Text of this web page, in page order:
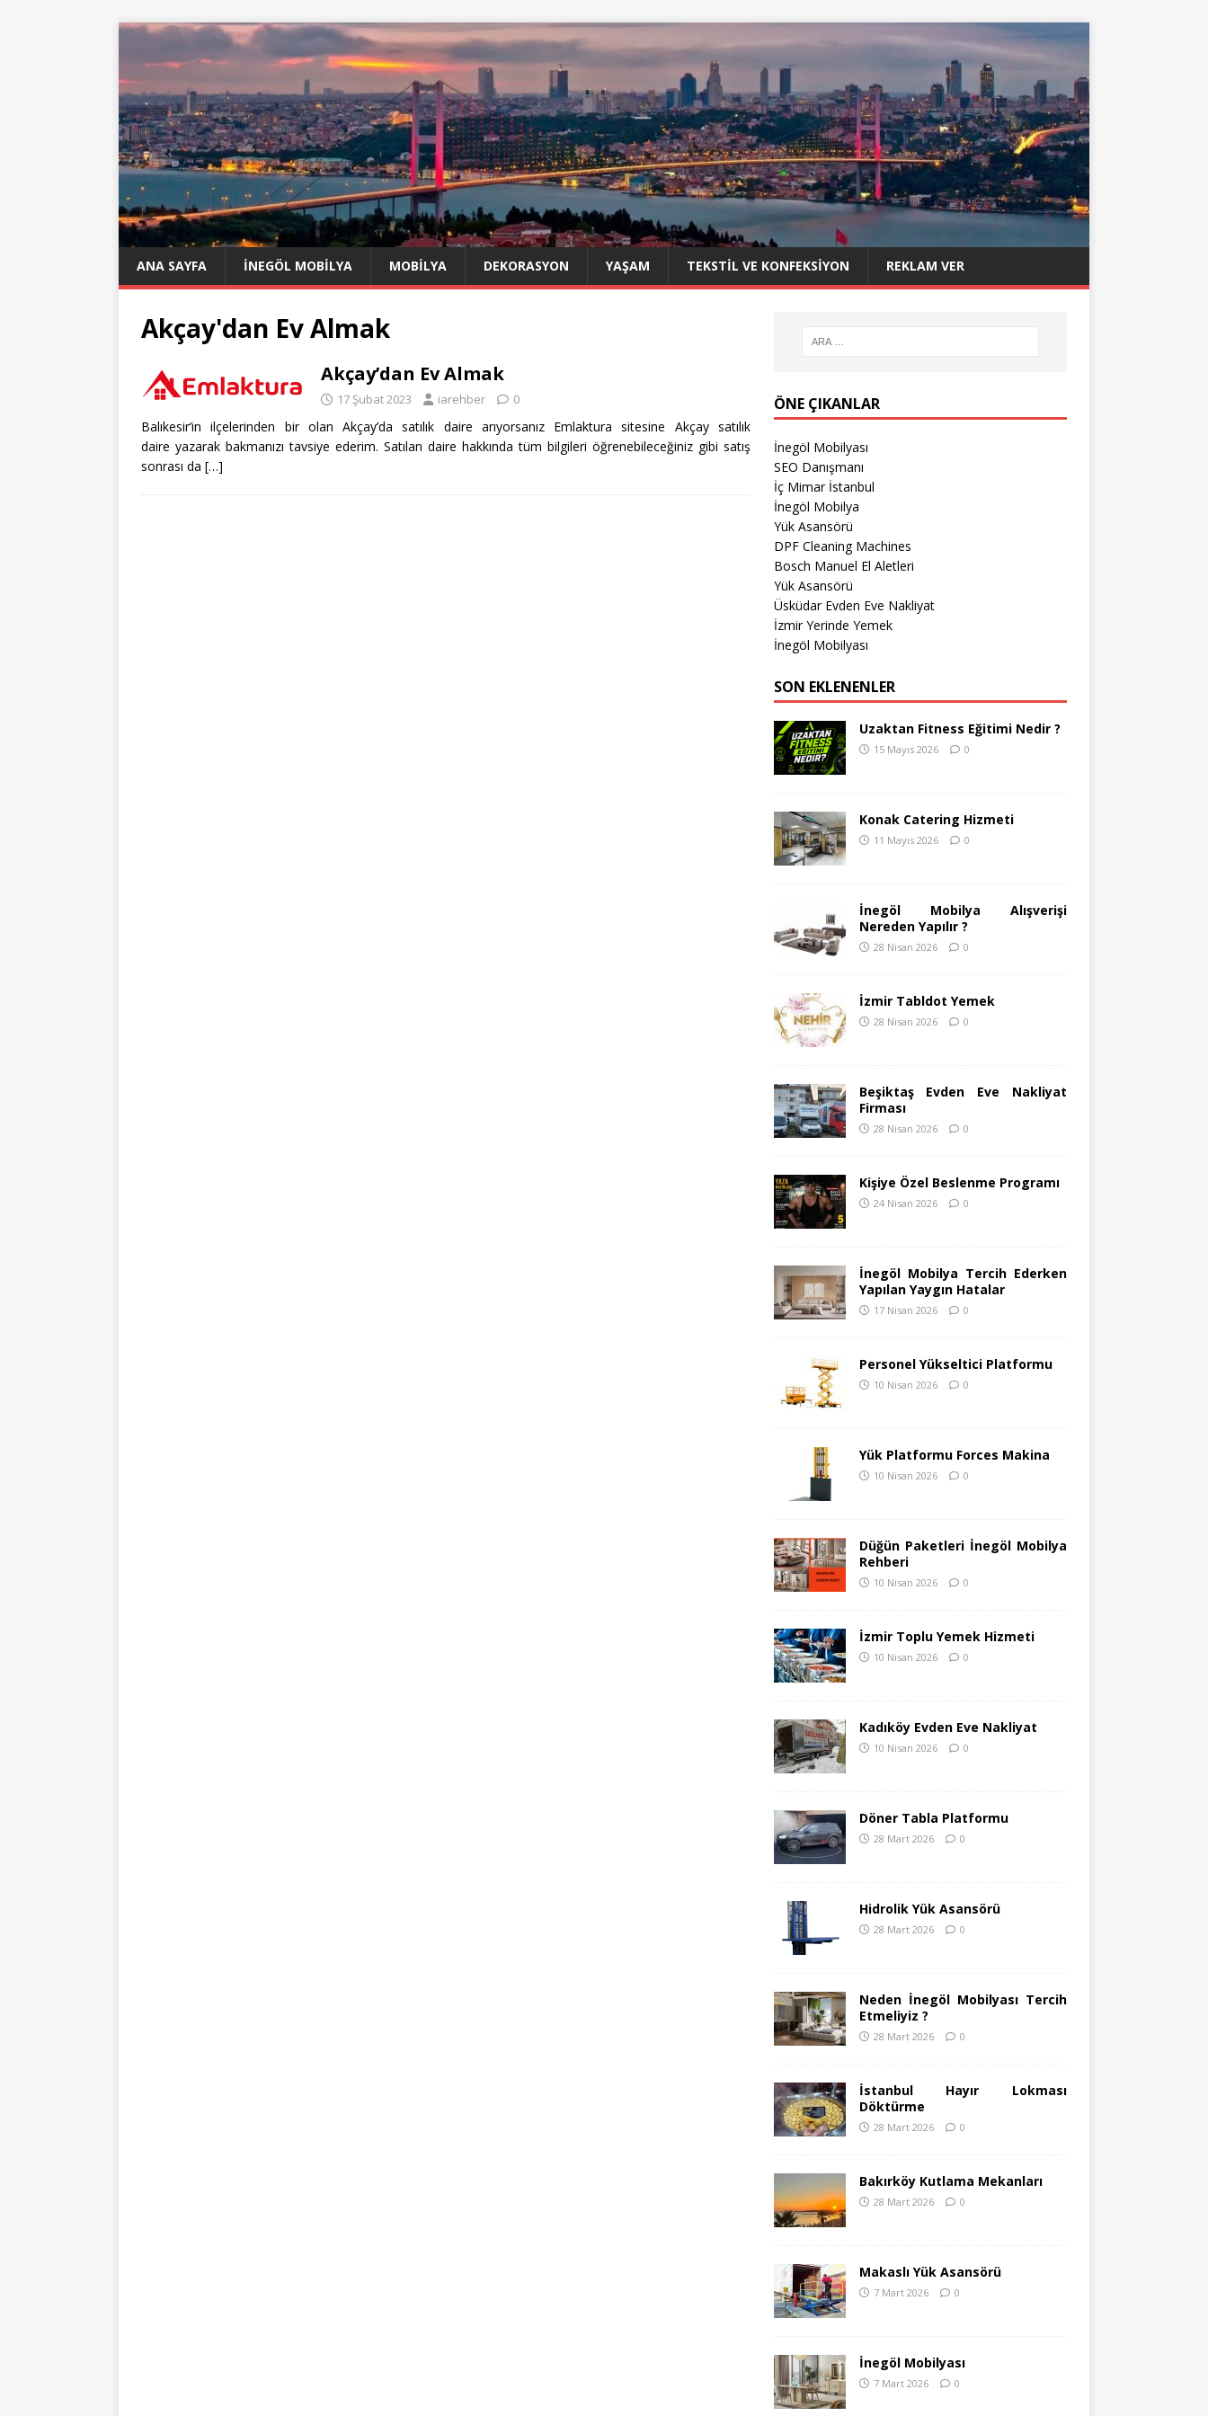
ANA SAYFA İNEGÖL MOBILYA MOBILYA DEKORASYON YAŞAM TEKSTIL VE KONFEKSIYON REKLAM VER
Akçay'dan Ev Almak
Akçay’dan Ev Almak
17 Şubat 2023 iarehber 0
Balıkesir’in ilçelerinden bir olan Akçay’da satılık daire arıyorsanız Emlaktura sitesine Akçay satılık
daire yazarak bakmanızı tavsiye ederim. Satılan daire hakkında tüm bilgileri öğrenebileceğiniz gibi satış
sonrası da […]
ÖNE ÇIKANLAR
İnegöl Mobilyası
SEO Danışmanı
İç Mimar İstanbul
İnegöl Mobilya
Yük Asansörü
DPF Cleaning Machines
Bosch Manuel El Aletleri
Yük Asansörü
Üsküdar Evden Eve Nakliyat
İzmir Yerinde Yemek
İnegöl Mobilyası
SON EKLENENLER
Uzaktan Fitness Eğitimi Nedir ?
15 Mayıs 2026 0
Konak Catering Hizmeti
11 Mayıs 2026 0
İnegöl Mobilya Alışverişi
Nereden Yapılır ?
28 Nisan 2026 0
İzmir Tabldot Yemek
28 Nisan 2026 0
Beşiktaş Evden Eve Nakliyat
Firması
28 Nisan 2026 0
Kişiye Özel Beslenme Programı
24 Nisan 2026 0
İnegöl Mobilya Tercih Ederken
Yapılan Yaygın Hatalar
17 Nisan 2026 0
Personel Yükseltici Platformu
10 Nisan 2026 0
Yük Platformu Forces Makina
10 Nisan 2026 0
Düğün Paketleri İnegöl Mobilya
Rehberi
10 Nisan 2026 0
İzmir Toplu Yemek Hizmeti
10 Nisan 2026 0
Kadıköy Evden Eve Nakliyat
10 Nisan 2026 0
Döner Tabla Platformu
28 Mart 2026 0
Hidrolik Yük Asansörü
28 Mart 2026 0
Neden İnegöl Mobilyası Tercih
Etmeliyiz ?
28 Mart 2026 0
İstanbul Hayır Lokması
Döktürme
28 Mart 2026 0
Bakırköy Kutlama Mekanları
28 Mart 2026 0
Makaslı Yük Asansörü
7 Mart 2026 0
İnegöl Mobilyası
7 Mart 2026 0